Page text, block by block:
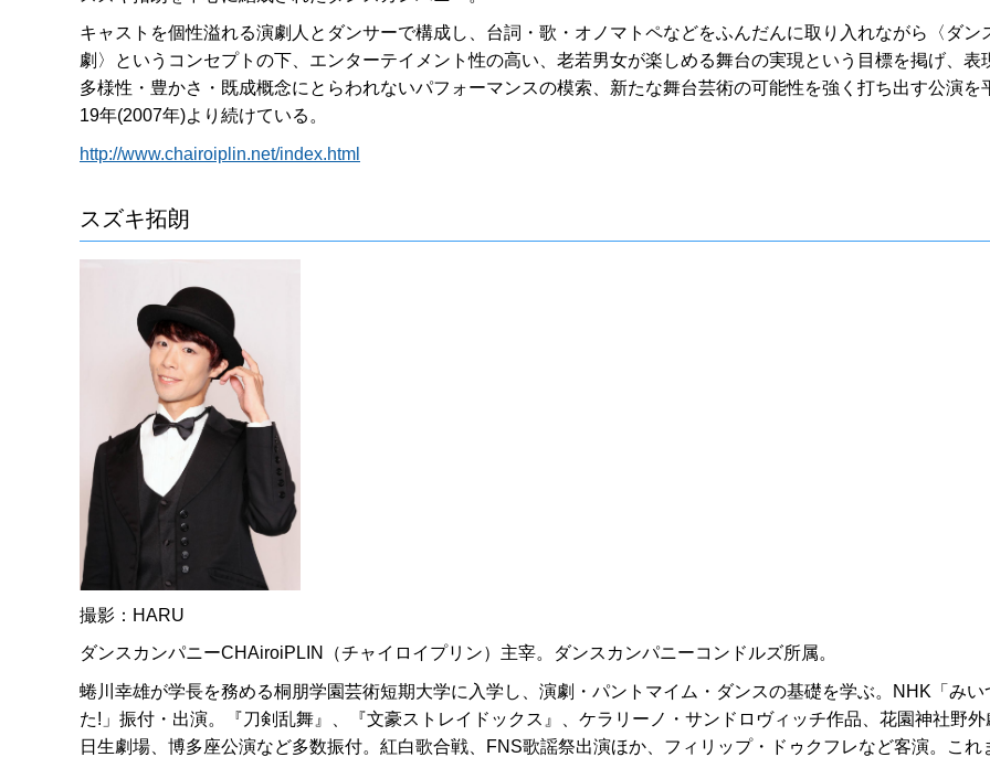
キャストを個性溢れる演劇人とダンサーで構成し、台詞・歌・オノマトペなどをふんだんに取り入れながら〈ダン
劇〉というコンセプトの下、エンターテイメント性の高い、老若男女が楽しめる舞台の実現という目標を掲げ、表
多様性・豊かさ・既成概念にとらわれないパフォーマンスの模索、新たな舞台芸術の可能性を強く打ち出す公演を
19年(2007年)より続けている。
http://www.chairoiplin.net/index.html
スズキ拓朗
撮影：HARU
ダンスカンパニーCHAiroiPLIN（チャイロイプリン）主宰。ダンスカンパニーコンドルズ所属。
蜷川幸雄が学長を務める桐朋学園芸術短期大学に入学し、演劇・パントマイム・ダンスの基礎を学ぶ。NHK「みい
た!」振付・出演。『刀剣乱舞』、『文豪ストレイドックス』、ケラリーノ・サンドロヴィッチ作品、花園神社野外
日生劇場、博多座公演など多数振付。紅白歌合戦、FNS歌謡祭出演ほか、フィリップ・ドゥクフレなど客演。これ